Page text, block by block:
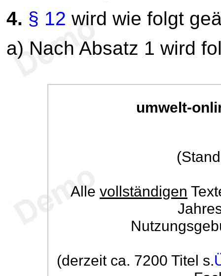
4. § 12 wird wie folgt
a) Nach Absatz 1 wird
umwelt-
Alle vollständigen
(derzeit ca. 7200 Titel s.